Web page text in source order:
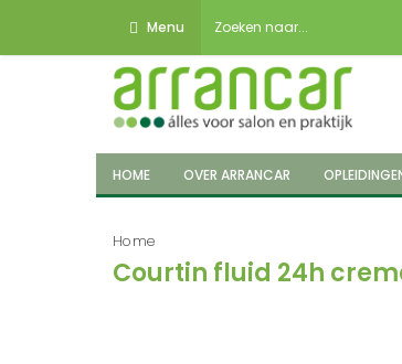
Menu
HOME OVER ARRANCAR
Home
Courtin fluid 24h